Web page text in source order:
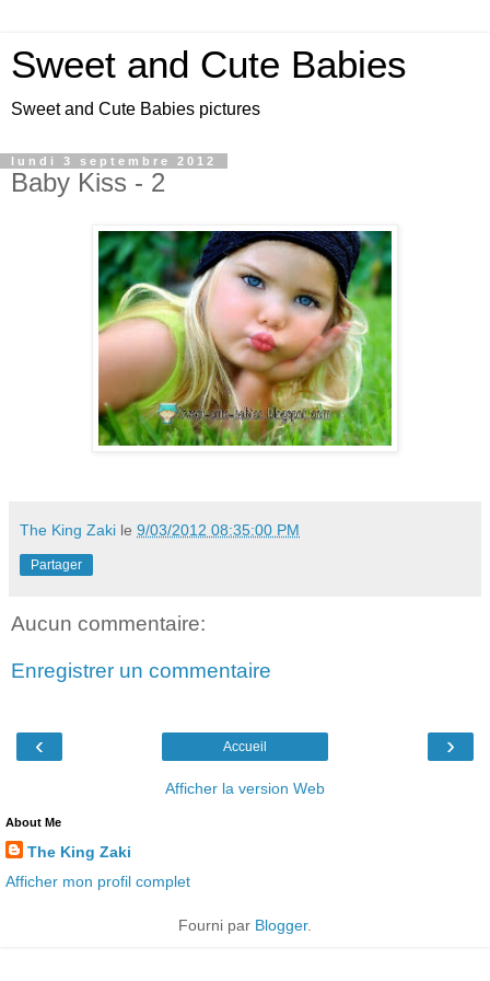
Sweet and Cute Babies
Sweet and Cute Babies pictures
lundi 3 septembre 2012
Baby Kiss - 2
The King Zaki le 9/03/2012 08:35:00 PM
Partager
Aucun commentaire:
Enregistrer un commentaire
‹ ›
Accueil
Afficher la version Web
About Me
The King Zaki
Afficher mon profil complet
Fourni par Blogger.